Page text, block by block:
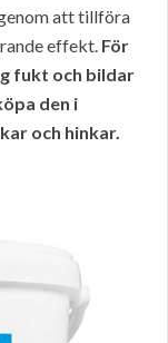
att tillföra
effekt. För
fukt och bildar
den i
och hinkar.